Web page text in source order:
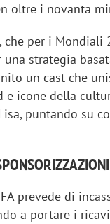
oltre i novanta
, che per i Mondiali
strategia
un cast che
e icone della
puntando su
prevede di
a portare i